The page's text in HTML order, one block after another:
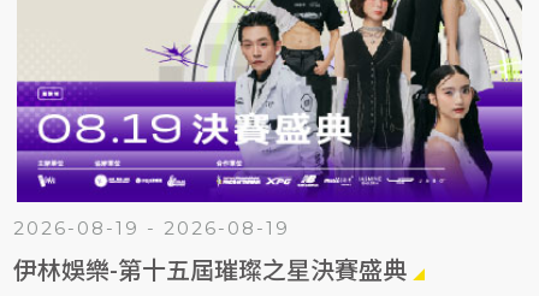
2026-08-19 - 2026-08-19
伊林娛樂-第十五屆璀璨之星決賽盛典